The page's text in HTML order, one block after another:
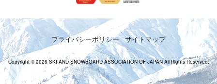
プライバシーポリシー サイトマップ
Copyright © 2026 SKI AND SNOWBOARD ASSOCIATION OF JAPAN All Rights Reserved.